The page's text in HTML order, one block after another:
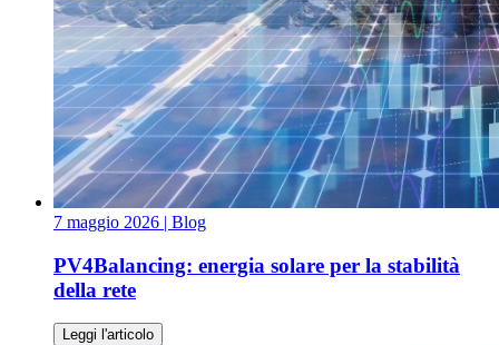
7 maggio 2026 | Blog
PV4Balancing: energia solare per la stabilità
della rete
Leggi l'articolo